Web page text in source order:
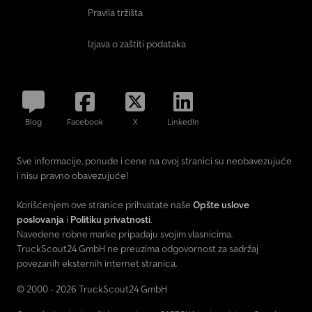
kamionu od preko 40 l/min do maksimalnih 140 l/min) ----Visina
iznad okretne ploče: 2.600 + 390 x 2.520 mm * Niska platforma:
proširenja i rampe vruće pocinkovani * Vučna viljuška, osovine,
hidraulične potpore osovina i vazdušni rezervoari ofarbani u crno
----Informacije: * Novo vozilo sa fabričkom garancijo
Pravila tržišta
Izjava o zaštiti podataka
Blog Facebook X LinkedIn
Sve informacije, ponude i cene na ovoj stranici su neobavezujuće
i nisu pravno obavezujuće!
Korišćenjem ove stranice prihvatate naše Opšte uslove
poslovanja i Politiku privatnosti.
Navedene robne marke pripadaju svojim vlasnicima.
TruckScout24 GmbH ne preuzima odgovornost za sadržaj
povezanih eksternih internet stranica.
© 2000 - 2026 TruckScout24 GmbH